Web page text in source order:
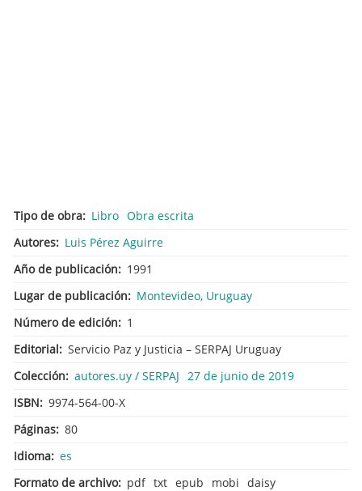
Tipo de obra Libro Obra escrita
Autores
Luis Pérez Aguirre
Año de publicación
1991
Lugar de publicación
Montevideo, Uruguay
Número de edición
1
Editorial
Servicio Paz y Justicia – SERPAJ Uruguay
Colección
autores.uy / SERPAJ
27 de junio de 2019
ISBN
9974-564-00-X
Páginas 80
Idioma es
Formato de archivo
pdf txt epub mobi daisy